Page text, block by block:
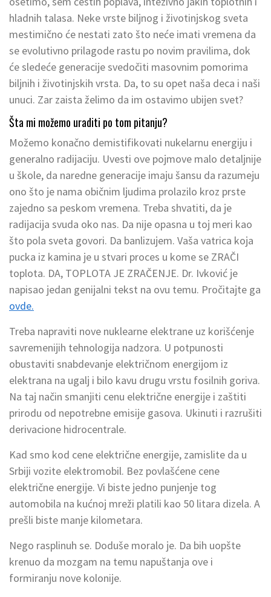
hladnih talasa. Neke vrste biljnog i životinjskog sveta
mestimično će nestati zato što neće imati vremena da
se evolutivno prilagode rastu po novim pravilima, dok
će sledeće generacije svedočiti masovnim pomorima
biljnih i životinjskih vrsta. Da, to su opet naša deca i naši
unuci. Zar zaista želimo da im ostavimo ubijen svet?
Šta mi možemo uraditi po tom pitanju?
Možemo konačno demistifikovati nukelarnu energiju i
generalno radijaciju. Uvesti ove pojmove malo detaljnije
u škole, da naredne generacije imaju šansu da razumeju
ono što je nama običnim ljudima prolazilo kroz prste
zajedno sa peskom vremena. Treba shvatiti, da je
radijacija svuda oko nas. Da nije opasna u toj meri kao
što pola sveta govori. Da banlizujem. Vaša vatrica koja
pucka iz kamina je u stvari proces u kome se ZRAČI
toplota. DA, TOPLOTA JE ZRAČENJE. Dr. Ivković je
napisao jedan genijalni tekst na ovu temu. Pročitajte ga
ovde.
Treba napraviti nove nuklearne elektrane uz korišćenje
savremenijih tehnologija nadzora. U potpunosti
obustaviti snabdevanje električnom energijom iz
elektrana na ugalj i bilo kavu drugu vrstu fosilnih goriva.
Na taj način smanjiti cenu električne energije i zaštiti
prirodu od nepotrebne emisije gasova. Ukinuti i razrušiti
derivacione hidrocentrale.
Kad smo kod cene električne energije, zamislite da u
Srbiji vozite elektromobil. Bez povlašćene cene
električne energije. Vi biste jedno punjenje tog
automobila na kućnoj mreži platili kao 50 litara dizela. A
prešli biste manje kilometara.
Nego rasplinuh se. Doduše moralo je. Da bih uopšte
krenuo da mozgam na temu napuštanja ove i
formiranju nove kolonije.